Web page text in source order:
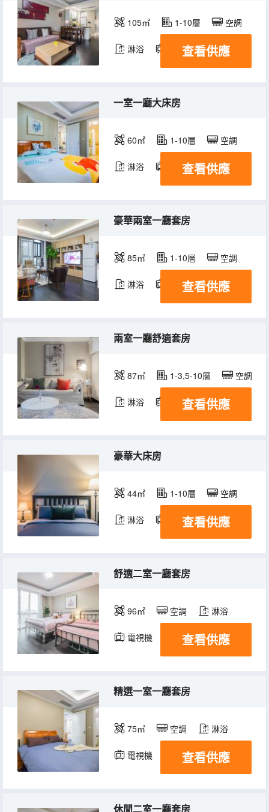
105㎡ 1-10層 空調
淋浴 電視機 冰箱
查看供應
一室一廳大床房
60㎡ 1-10層 空調
淋浴 電視機 冰箱
查看供應
豪華兩室一廳套房
85㎡ 1-10層 空調
淋浴 電視機 冰箱
查看供應
兩室一廳舒適套房
87㎡ 1-3,5-10層 空調
淋浴 電視機 冰箱
查看供應
豪華大床房
44㎡ 1-10層 空調
淋浴 電視機 冰箱
查看供應
舒適二室一廳套房
96㎡ 空調 淋浴
電視機 冰箱
查看供應
精選一室一廳套房
75㎡ 空調 淋浴
電視機 冰箱
查看供應
休閒二室一廳套房